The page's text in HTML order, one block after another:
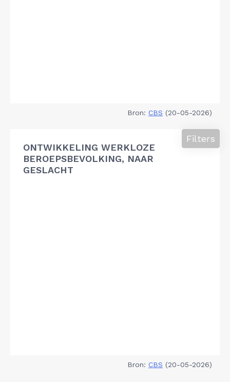
Bron: CBS (20-05-2026)
ONTWIKKELING WERKLOZE
BEROEPSBEVOLKING, NAAR
GESLACHT
Filters
Bron: CBS (20-05-2026)